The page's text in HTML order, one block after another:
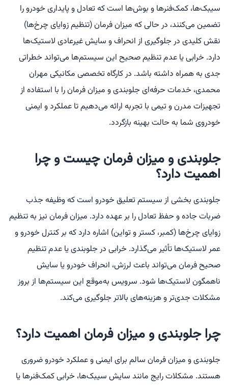
سیبک‌ها، کمک‌فنرها و بوش‌ها است که تعادل و پایداری خودرو را
تضمین می‌کنند، در حالی که میزان فرمان (تنظیم زوایای چرخ‌ها)
نقش کلیدی در جلوگیری از انحراف و سایش غیرعادی لاستیک‌ها
دارد. خرابی یا عدم تنظیم صحیح این سیستم‌ها می‌تواند خطراتی
جدی به همراه داشته باشد. در کارگاه تخصصی مکانیکی مهران
محمدی، خدمات حرفه‌ای جلوبندی و میزان فرمان را با استفاده از
تجهیزات مدرن و تیمی با تجربه ارائه می‌دهیم تا عملکرد و ایمنی
خودروی شما به حالت بهینه بازگردد.
جلوبندی و میزان فرمان چیست و چرا
اهمیت دارد؟
جلوبندی بخشی از سیستم تعلیق خودرو است که وظیفه جذب
ضربات جاده و حفظ تعادل را بر عهده دارد. میزان فرمان نیز به تنظیم
زوایای چرخ‌ها (کمبر، کستر و تواین) اشاره دارد که بر کنترل خودرو و
عمر لاستیک‌ها تأثیر می‌گذارد. خرابی در جلوبندی یا عدم تنظیم
صحیح فرمان می‌تواند باعث لرزش، انحراف خودرو یا سایش
ناهمگون لاستیک‌ها شود. سرویس به‌موقع این سیستم‌ها از بروز
مشکلات جدی‌تر و هزینه‌های بالاتر جلوگیری می‌کند.
چرا جلوبندی و میزان فرمان اهمیت دارد؟
جلوبندی و میزان فرمان سالم برای ایمنی و عملکرد خودرو ضروری
هستند. مشکلات رایج مانند سایش سیبک‌ها، خرابی کمک‌فنرها یا